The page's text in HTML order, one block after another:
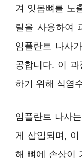
겨 잇몸뼈를 노
릴을 사용하여
임플란트 나사
공합니다. 이
하기 위해 식염
임플란트 나사
게 삽입되며,
해 뼈에 손상이